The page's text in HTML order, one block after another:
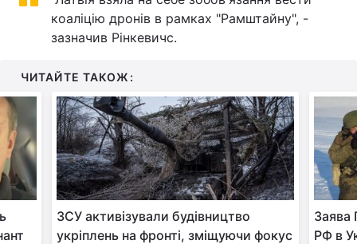
Цікавинки Погода
Лонгріди
Відео з Youtube Статті
Інтерв'ю Думки
Архів Вакансії
Контакти
коаліцію дронів в рамках "Рамштайну", -
зазначив Рінкевичс.
ЧИТАЙТЕ ТАКОЖ:
ЗСУ активізували будівництво
укріплень на фронті, зміщуючи фокус
Заява
РФ в